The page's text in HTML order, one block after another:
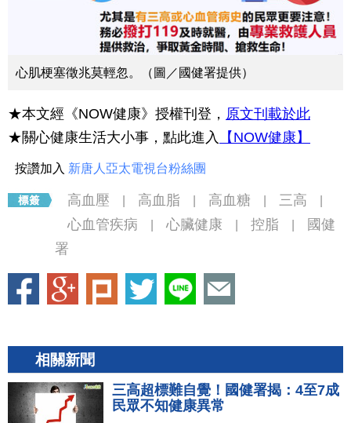
心肌梗塞徵兆莫輕忽。（圖／國健署提供）
★本文經《NOW健康》授權刊登， 原文刊載於此
★關心健康生活大小事，點此進入
【NOW健康】
按讚加入 新唐人亞太電視台粉絲團
高血壓 高血脂 高血糖 三高
心血管疾病 心臟健康 控脂
國健
署
相關新聞
三高超標難自覺！國健署揭：4至7成
民眾不知健康異常